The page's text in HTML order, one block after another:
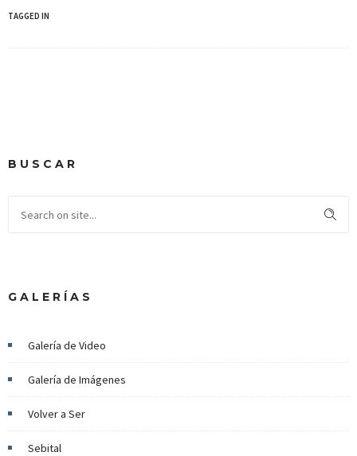
TAGGED IN
BUSCAR
GALERÍAS
Galería de Video
Galería de Imágenes
Volver a Ser
Sebital